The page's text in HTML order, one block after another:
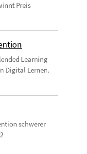
Preis
Learning
Digital Lernen.
schwerer